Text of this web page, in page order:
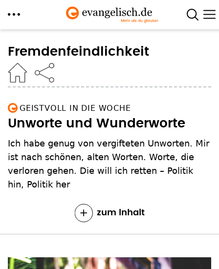
zum
Inhalt
Fremdenfeindlichkeit
GEISTVOLL IN DIE WOCHE
Unworte und Wunderworte
Ich habe genug von vergifteten Unworten. Mir
ist nach schönen, alten Worten. Worte, die
verloren gehen. Die will ich retten – Politik
hin, Politik her
zum Inhalt